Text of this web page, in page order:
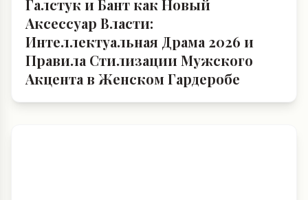
Галстук и Бант как Новый
Аксессуар Власти:
Интеллектуальная Драма 2026 и
Правила Стилизации Мужского
Акцента в Женском Гардеробе